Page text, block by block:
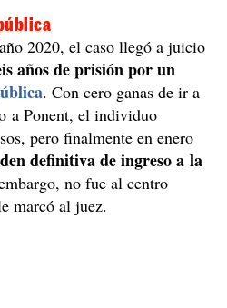
2020, el caso llegó a juicio
años de prisión por un
. Con cero ganas de ir a
a Ponent, el individuo
pero finalmente en enero
definitiva de ingreso a la
no fue al centro
marcó al juez.